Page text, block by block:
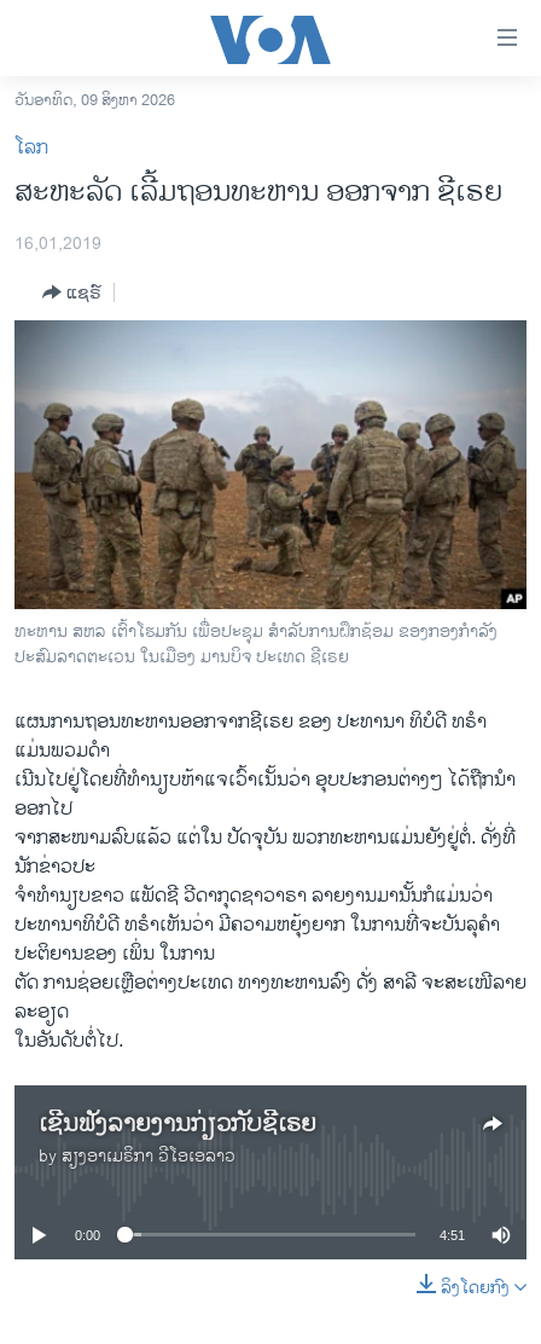
ເຂົ້າ
ຫາ
ຂ້າມ
ໄປ
ຊອກ
ການເລືອກຕັ້ງ ປະທານາທີບໍດີ ສະຫະລັດ 2024
ຂ່າວ​ຈີນ
ເອເຊຍ
ອິດສະຫຼະພາບດ້ານການຂ່າວ
ຊີວິດຊາວລາວ
ຊຸມຊົນຊາວລາວ
ວິທະຍາສາດ-ເທັກໂນໂລຈີ
ທຸລະກິດ
ພາສາອັງກິດ
ສຽງ
ລາຍການກະຈາຍສຽງ
ຕິດຕາມພວກເຮົາ ທີ່
ພາສາຕ່າງໆ
ວັນອາທິດ, 09 ສິງຫາ 2026
ໂລກ
ສະຫະລັດ ເລີ້ມຖອນທະຫານ ອອກຈາກ ຊີເຣຍ
16,01,2019
ແຊຣ໌
ທະຫານ ສຫລ ເຕົ້າໂຮມກັນ ເພື່ອປະຊຸມ ສຳລັບການຝຶກຊ້ອມ ຂອງກອງກຳລັງ
ປະສົມລາດຕະເວນ ໃນເມືອງ ມານບິຈ ປະເທດ ຊີເຣຍ
ແຜນການຖອນທະຫານອອກຈາກຊີເຣຍ ຂອງ ປະທານາ ທິບໍດີ ທຣຳ
ແມ່ນພວມດຳ
ເນີນໄປຢູ່ໂດຍທີ່ທຳນຽບຫ້າແຈເວົ້າເນັ້ນວ່າ ອຸບປະກອນຕ່າງໆ ໄດ້ຖືກນຳ
ອອກໄປ
ຈາກສະໜາມລົບແລ້ວ ແຕ່ໃນ ປັດຈຸບັນ ພວກທະຫານແມ່ນຍັງຢູ່ຕໍ່. ດັ່ງທີ່
ນັກຂ່າວປະ
ຈຳທຳນຽບຂາວ ແພັດຊີ ວີດາກຸດຊາວາຣາ ລາຍງານມານັ້ນກໍແມ່ນວ່າ
ປະທານາທິບໍດີ ທຣຳເຫັນວ່າ ມີຄວາມຫຍຸ້ງຍາກ ໃນການທີ່ຈະບັນລຸຄຳ
ປະຕິຍານຂອງ ເພິ່ນ ໃນການ
ຕັດ ການຊ່ອຍເຫຼືອຕ່າງປະເທດ ທາງທະຫານລົງ ດັ່ງ ສາລີ ຈະສະເໜີລາຍ
ລະອຽດ
ໃນອັນດັບຕໍ່ໄປ.
ເຊີນຟັງລາຍງານກ່ຽວກັບຊີເຣຍ
by ສຽງອາເມຣິກາ ວີໂອເອລາວ
No media source currently available
0:00 4:51
ລິງໂດຍກົງ